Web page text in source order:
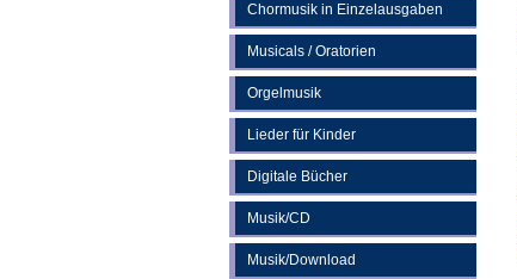
Chormusik in Einzelausgaben
Musicals / Oratorien
Orgelmusik
Lieder für Kinder
Digitale Bücher
Musik/CD
Musik/Download